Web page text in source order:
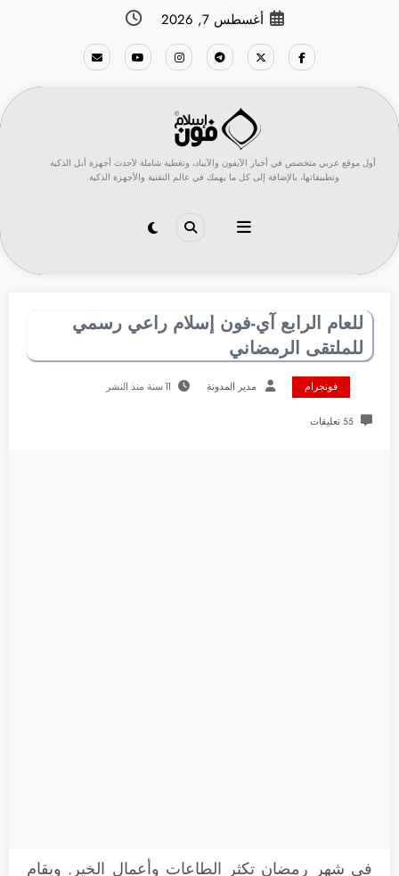
أغسطس 7, 2026
أول موقع عربي متخصص في أخبار الآيفون والآيباد، وتغطية شاملة لأحدث أجهزة أبل الذكية
وتطبيقاتها، بالإضافة إلى كل ما يهمك في عالم التقنية والأجهزة الذكية.
للعام الرابع آي-فون إسلام راعي رسمي
للملتقى الرمضاني
فونجرام مدير المدونة 11 سنة منذ النشر
55 تعليقات
في شهر رمضان تكثر الطاعات وأعمال الخير. ويقام